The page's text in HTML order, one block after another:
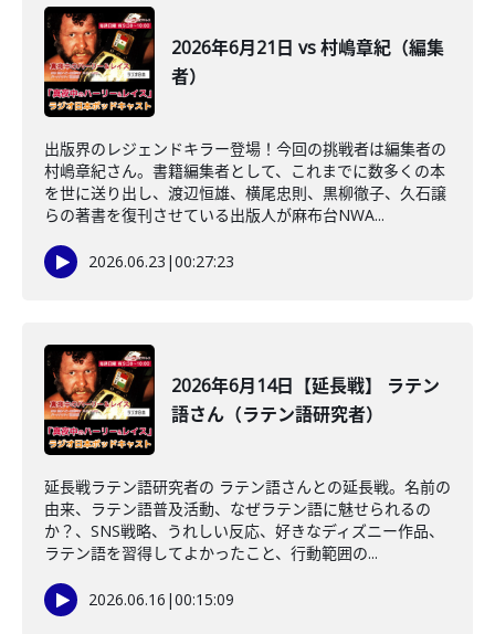
2026年6月21日 vs 村嶋章紀（編集
者）
出版界のレジェンドキラー登場！今回の挑戦者は編集者の
村嶋章紀さん。書籍編集者として、これまでに数多くの本
を世に送り出し、渡辺恒雄、横尾忠則、黒柳徹子、久石譲
らの著書を復刊させている出版人が麻布台NWA...
2026.06.23 |00:27:23
2026年6月14日【延長戦】 ラテン
語さん（ラテン語研究者）
延長戦ラテン語研究者の ラテン語さんとの延長戦。名前の
由来、ラテン語普及活動、なぜラテン語に魅せられるの
か？、SNS戦略、うれしい反応、好きなディズニー作品、
ラテン語を習得してよかったこと、行動範囲の...
2026.06.16 |00:15:09